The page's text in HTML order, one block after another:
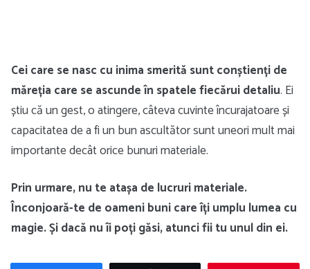
Cei care se nasc cu inima smerită sunt conștienți de
măreția care se ascunde în spatele fiecărui detaliu. Ei
știu că un gest, o atingere, câteva cuvinte încurajatoare și
capacitatea de a fi un bun ascultător sunt uneori mult mai
importante decât orice bunuri materiale.
Prin urmare, nu te atașa de lucruri materiale.
Înconjoară-te de oameni buni care îți umplu lumea cu
magie. Și dacă nu îi poți găsi, atunci fii tu unul din ei.